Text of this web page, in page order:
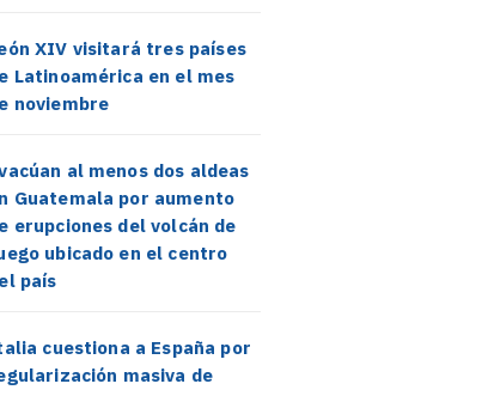
XIV visitará tres países
Latinoamérica en el mes
noviembre
al menos dos aldeas
Guatemala por aumento
erupciones del volcán de
ubicado en el centro
país
cuestiona a España por
masiva de